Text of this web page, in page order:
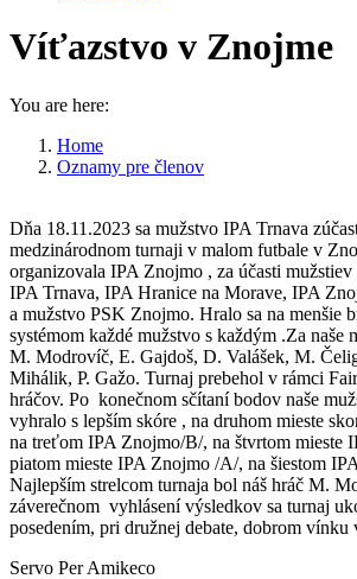
Víťazstvo v Znojme
You are here:
Home
Oznamy pre členov
Dňa 18.11.2023 sa mužstvo IPA Trnava
medzinárodnom turnaji v malom futbale v
organizovala IPA Znojmo , za účasti
IPA Trnava, IPA Hranice na Morave, IPA
a mužstvo PSK Znojmo. Hralo sa na menšie
systémom každé mužstvo s každým .Za naše
M. Modrovíč, E. Gajdoš, D. Valášek, M.
Mihálik, P. Gažo. Turnaj prebehol v rámci
hráčov. Po konečnom sčítaní bodov naše
vyhralo s lepším skóre , na druhom mieste
na treťom IPA Znojmo/B/, na štvrtom mieste
piatom mieste IPA Znojmo /A/, na šiestom
Najlepším strelcom turnaja bol náš hráč M.
záverečnom vyhlásení výsledkov sa turnaj
posedením, pri družnej debate, dobrom vínku
Servo Per Amikeco